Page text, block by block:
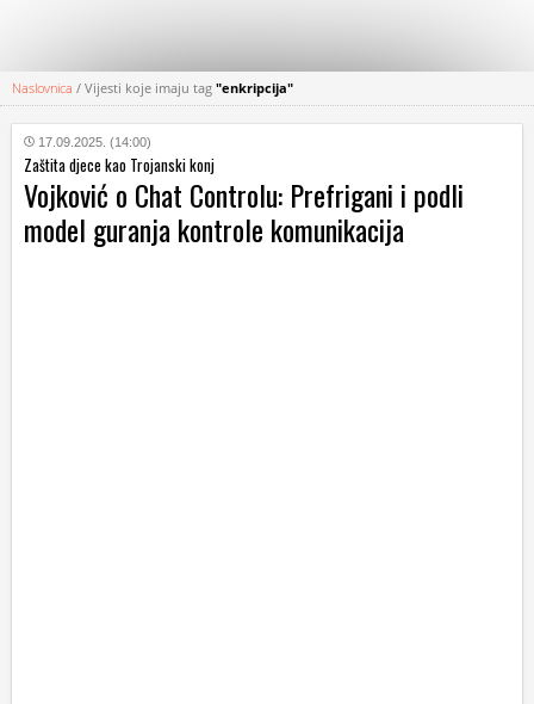
KATEGORIJE
HRVATSKI
WEB
Naslovnica / Vijesti koje imaju tag "enkripcija"
17.09.2025. (14:00)
Zaštita djece kao Trojanski konj
Vojković o Chat Controlu: Prefrigani i podli
model guranja kontrole komunikacija